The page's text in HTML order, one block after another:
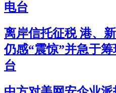
电台
离岸信托征税 港、
仍感“震惊”并急于
台